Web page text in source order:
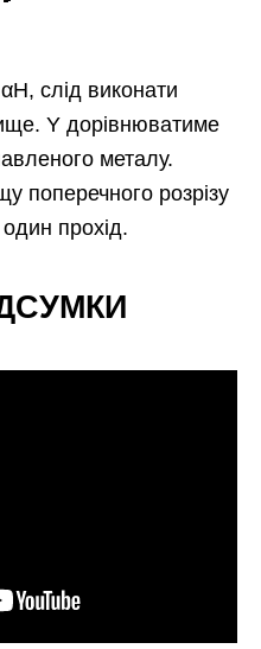
слід виконати
Y дорівнюватиме
металу.
поперечного розрізу
прохід.